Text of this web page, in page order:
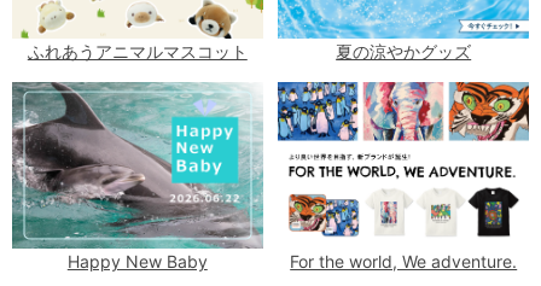
ふれあうアニマルマスコット 夏の涼やかグッズ
Happy New Baby For the world, We adventure.